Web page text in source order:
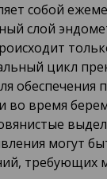
собой
слой
цикл
во время
могут